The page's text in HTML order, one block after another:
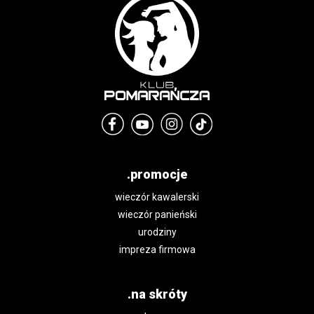
.promocje
wieczór kawalerski
wieczór panieński
urodziny
impreza firmowa
.na skróty